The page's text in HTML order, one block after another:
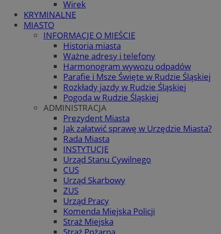
Wirek
KRYMINALNE
MIASTO
INFORMACJE O MIEŚCIE
Historia miasta
Ważne adresy i telefony
Harmonogram wywozu odpadów
Parafie i Msze Święte w Rudzie Śląskiej
Rozkłady jazdy w Rudzie Śląskiej
Pogoda w Rudzie Śląskiej
ADMINISTRACJA
Prezydent Miasta
Jak załatwić sprawę w Urzędzie Miasta?
Rada Miasta
INSTYTUCJE
Urząd Stanu Cywilnego
CUS
Urząd Skarbowy
ZUS
Urząd Pracy
Komenda Miejska Policji
Straż Miejska